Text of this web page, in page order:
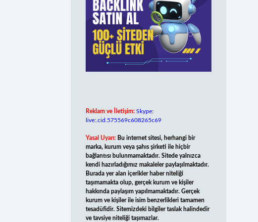
Reklam ve İletişim: Skype:
live:.cid.575569c608265c69
Yasal Uyarı: Bu internet sitesi, herhangi bir
marka, kurum veya şahıs şirketi ile hiçbir
bağlantısı bulunmamaktadır. Sitede yalnızca
kendi hazırladığımız makaleler paylaşılmaktadır.
Burada yer alan içerikler haber niteliği
taşımamakta olup, gerçek kurum ve kişiler
hakkında paylaşım yapılmamaktadır. Gerçek
kurum ve kişiler ile isim benzerlikleri tamamen
tesadüfidir. Sitemizdeki bilgiler taslak halindedir
ve tavsiye niteliği taşımazlar.